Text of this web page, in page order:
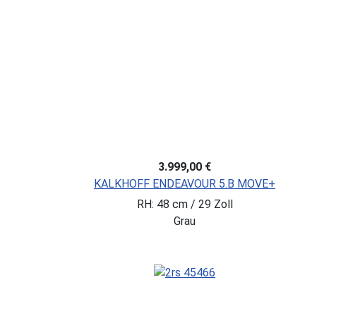
3.999,00 €
KALKHOFF ENDEAVOUR 5.B MOVE+
RH: 48 cm / 29 Zoll
Grau